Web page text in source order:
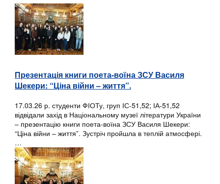
Презентація книги поета-воїна ЗСУ Василя
Шекери: “Ціна війни – життя”.
17.03.26 р. студенти ФІОТу, груп ІС-51,52; ІА-51,52
відвідали захід в Національному музеї літератури України
– презентацію книги поета-воїна ЗСУ Василя Шекери:
“Ціна війни – життя”. Зустріч пройшла в теплій атмосфері.
…